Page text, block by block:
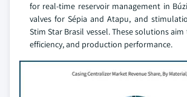
for real-time reservoir management in
valves for Sépia and Atapu, and
Stim Star Brasil vessel. These solutions
efficiency, and production performance.